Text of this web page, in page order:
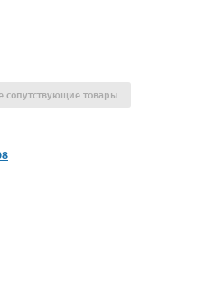
сопутствующие товары